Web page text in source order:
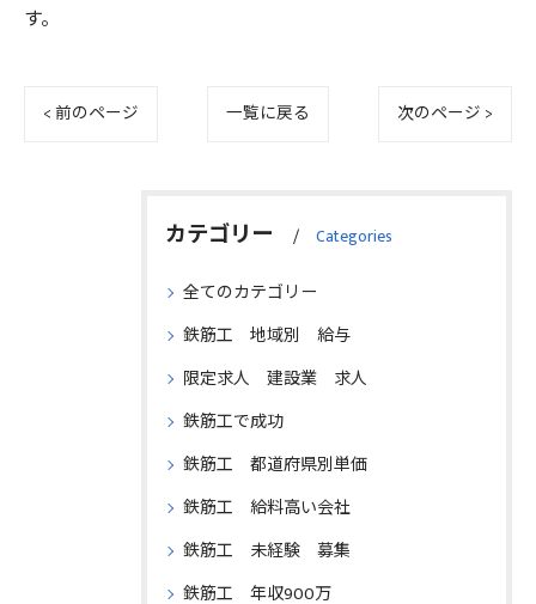
す。
< 前のページ 一覧に戻る 次のページ >
カテゴリー Categories
全てのカテゴリー
鉄筋工 地域別 給与
限定求人 建設業 求人
鉄筋工で成功
鉄筋工 都道府県別単価
鉄筋工 給料高い会社
鉄筋工 未経験 募集
鉄筋工 年収900万